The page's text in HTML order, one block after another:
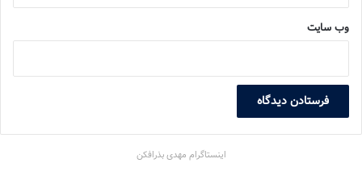
وب‌ سایت
اینستاگرام مهدی بذرافکن